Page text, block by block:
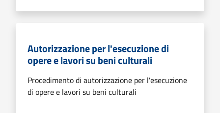
Autorizzazione per l'esecuzione di
opere e lavori su beni culturali
Procedimento di autorizzazione per l'esecuzione
di opere e lavori su beni culturali